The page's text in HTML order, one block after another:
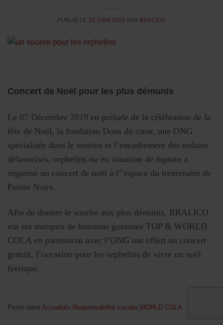
PUBLIÉ LE 23 JUIN 2020 PAR BRALICO
Concert de Noël pour les plus démunis
Le 07 Décembre 2019 en prélude de la célébration de la
fête de Noël, la fondation Dons du cœur, une ONG
spécialisée dans le soutien et l’encadrement des enfants
défavorisés, orphelins ou en situation de rupture a
organisé un concert de noël à l’’espace du trentenaire de
Pointe Noire.
Afin de donner le sourire aux plus démunis, BRALICO
via ses marques de boissons gazeuses TOP & WORLD
COLA en partenariat avec l’ONG ont offert un concert
gratuit, l’occasion pour les orphelins de vivre un noël
féerique.
Posté dans Actualités, Responsabilité sociale,WORLD COLA